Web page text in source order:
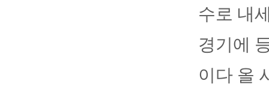
수로 내
경기에
이다 올